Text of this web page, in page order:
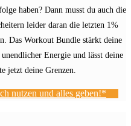
haben? Dann musst du auch die
leider daran die letzten 1%
Das Workout Bundle stärkt deine
Energie und lässt deine
jetzt deine Grenzen.
nutzen und alles geben!*